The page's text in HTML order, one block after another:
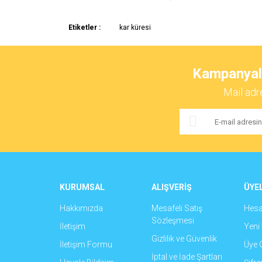
Bu ürünün fiyat bilgisi, resim, ürün açıklamalarında ve
Ürün açıklamasında eksik bilgiler bulunuyor.
Etiketler : kar küresi
Mail
KURUMSAL
Hakkımızda
İletişim
İletişim Formu
ALIŞVERİŞ
Mesafeli Satış
Sözleşmesi
Gizlilik ve Güvenlik
İptal ve İade Şartları
Yeni
Üye